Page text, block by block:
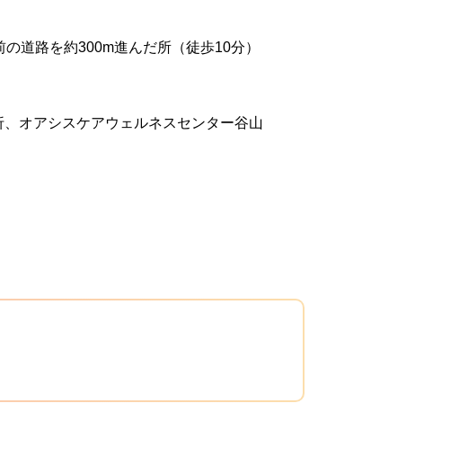
道路を約300m進んだ所（徒歩10分）
オアシスケアウェルネスセンター谷山